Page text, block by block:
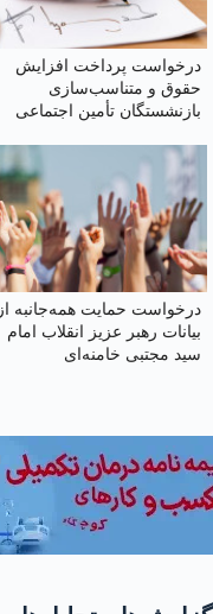
درخواست پرداخت افزایش
حقوق و متناسب‌سازی
بازنشستگان تأمین اجتماعی
درخواست حمایت همه‌جانبه از
بیانات رهبر عزیز انقلاب امام
سید مجتبی خامنه‌ای